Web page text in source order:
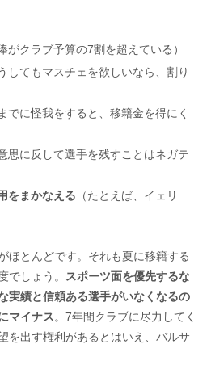
がクラブ予算の7割を超えている）
してもマスチェを欲しいなら、割り
でに怪我をすると、移籍金を得にく
意思に反して選手を残すことはネガテ
をまかなえる （たとえば、イェリ
ほとんどです。それも夏に移籍する
でしょう。
スポーツ面を優先するな
実績と信頼ある選手がいなくなるの
マイナス。7年間クラブに尽力してく
を出す権利があるとはいえ、バルサ